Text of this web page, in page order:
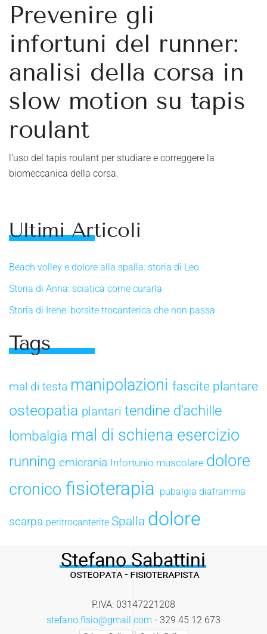
Prevenire gli
infortuni del runner:
analisi della corsa in
slow motion su tapis
roulant
l'uso del tapis roulant per studiare e correggere la
biomeccanica della corsa.
Ultimi Articoli
Beach volley e dolore alla spalla: storia di Leo
Storia di Anna: sciatica come curarla
Storia di Irene: borsite trocanterica che non passa
Tags
mal di testa manipolazioni fascite plantare
osteopatia plantari tendine d'achille
lombalgia mal di schiena esercizio
running emicrania Infortunio muscolare dolore
cronico fisioterapia pubalgia diaframma
scarpa peritrocanterite Spalla dolore
P.IVA: 03147221208
stefano.fisio@gmail.com - 329 45 12 673